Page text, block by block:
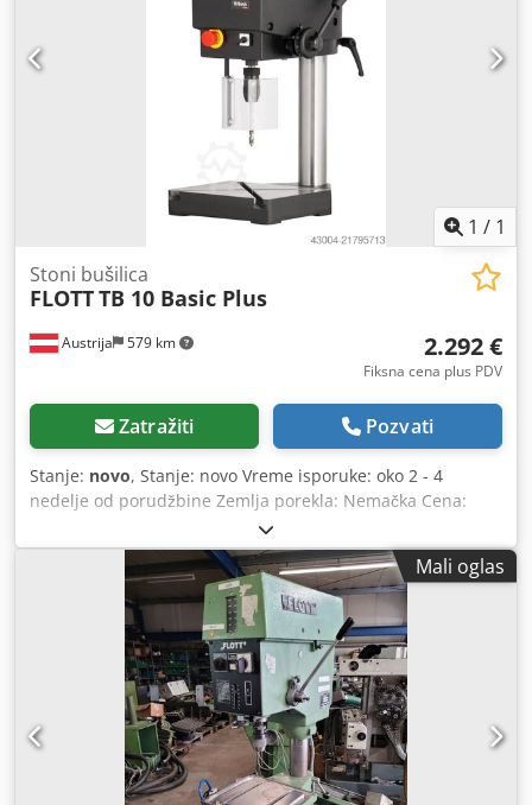
1 / 1
Austrija 579 km
Stoni bušilica
FLOTTTB 10 Basic Plus
2.292 €
Fiksna cena plus PDV
Zatražiti Pozvati
Stanje: novo, Stanje: novo Vreme isporuke: oko 2 - 4
nedelje od porudžbine Zemlja porekla: Nemačka Cena:
2292,56 € Kapacitet bušenja u konstrukcionom čeliku: 10
mm Prihvat: B 16 Izbačaj: 220 mm Broj obrtaja: 250 - 3000
o/min Motor: 0,45 kW Dužina: 320 mm Širina: 520 mm
Visina: 820 mm Težina: 44 kg Dcsdpfoy Hf Rbsx Af Rsk Hod
vretena: 60 mm Udaljenost vreteno - sto: 140 - 315 mm Sto:
300 x 250 mm Prečnik stuba: 70 mm
Kontinuirani/normalan kapacitet bušenja: 10/12 (u
E335/ST60) Robustni, visokokvalitetni i nagnuti rotacioni
poklopac za lako očitavanje broja obrtaja LED osvetljenje
Brzo podesivi i ergonomski graničnik dubine bušenja
Besprekorno podešavanje broja obrtaja centralnim točkom
Taster za hitno zaustavljanje (NOT-AUS) Termalna zaštita
Mali oglas